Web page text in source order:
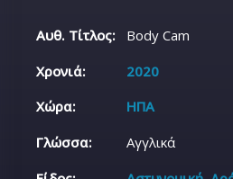
Αυθ. Τίτλος:
Body Cam
Χρονιά:
2020
Χώρα:
ΗΠΑ
Γλώσσα:
Αγγλικά